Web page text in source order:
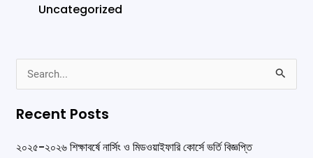
Uncategorized
a
r
Recent Posts
২০২৫-২০২৬ শিক্ষাবর্ষে নার্সিং ও মিডওয়াইফারি কোর্সে ভর্তি বিজ্ঞপ্তি